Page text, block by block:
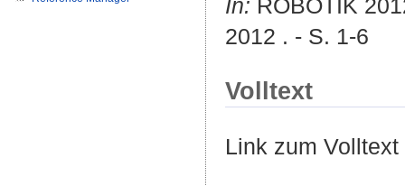
In: ROBOTIK
2012 . - S. 1-6
Volltext
Link zum